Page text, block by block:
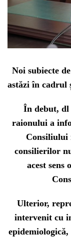
Noi subiecte
astăzi în cadrul
În debut, dl
raionului a
Consiliului
consilierilor
acest sens
Ulterior,
intervenit cu